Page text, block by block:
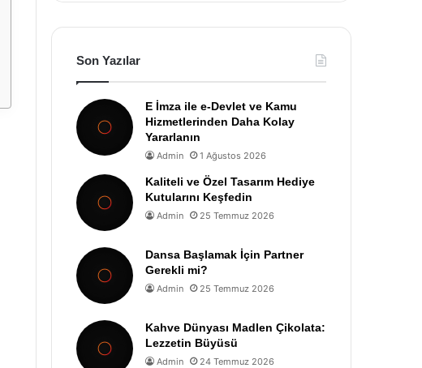
Son Yazılar
E İmza ile e-Devlet ve Kamu
Hizmetlerinden Daha Kolay
Yararlanın
Admin 1 Ağustos 2026
Kaliteli ve Özel Tasarım Hediye
Kutularını Keşfedin
Admin 25 Temmuz 2026
Dansa Başlamak İçin Partner
Gerekli mi?
Admin 25 Temmuz 2026
Kahve Dünyası Madlen Çikolata:
Lezzetin Büyüsü
Admin 24 Temmuz 2026